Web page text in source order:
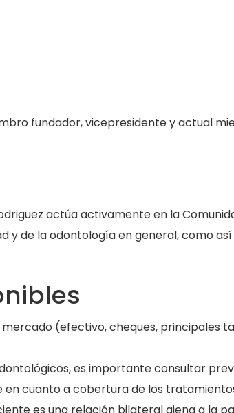
fundador, vicepresidente y actual
actúa activamente en la
y de la odontología en general, como
(efectivo, cheques, principales
es importante consultar
cuanto a cobertura de los